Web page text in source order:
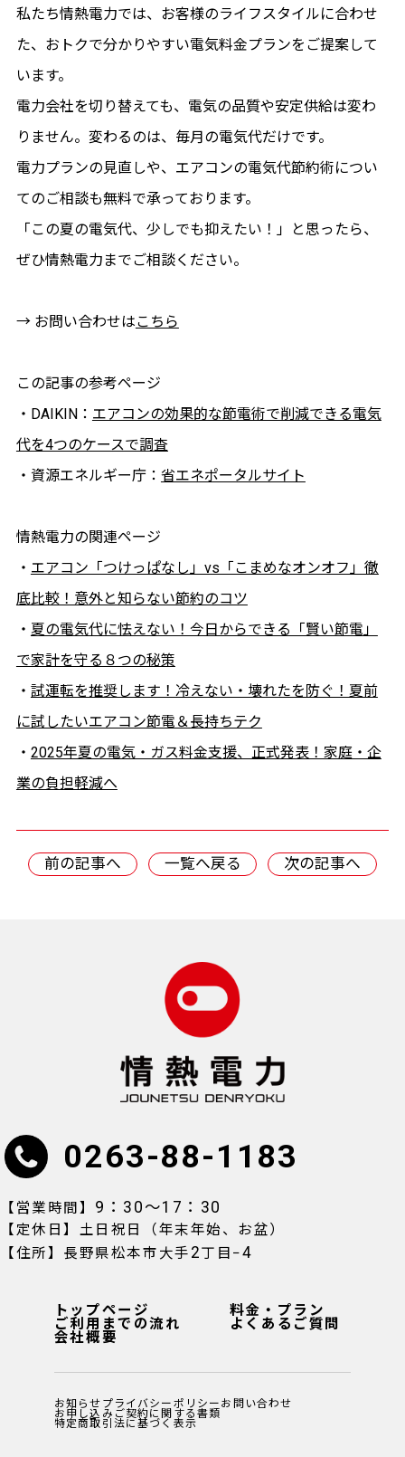
私たち情熱電力では、お客様のライフスタイルに合わせ
た、おトクで分かりやすい電気料金プランをご提案して
います。
電力会社を切り替えても、電気の品質や安定供給は変わ
りません。変わるのは、毎月の電気代だけです。
電力プランの見直しや、エアコンの電気代節約術につい
てのご相談も無料で承っております。
「この夏の電気代、少しでも抑えたい！」と思ったら、
ぜひ情熱電力までご相談ください。
→ お問い合わせはこちら
この記事の参考ページ
・DAIKIN： エアコンの効果的な節電術で削減できる電気
代を4つのケースで調査
・資源エネルギー庁： 省エネポータルサイト
情熱電力の関連ページ
・ エアコン「つけっぱなし」vs「こまめなオンオフ」徹
底比較！意外と知らない節約のコツ
・ 夏の電気代に怯えない！今日からできる「賢い節電」
で家計を守る８つの秘策
・ 試運転を推奨します！冷えない・壊れたを防ぐ！夏前
に試したいエアコン節電＆長持ちテク
・ 2025年夏の電気・ガス料金支援、正式発表！家庭・企
業の負担軽減へ
前の記事へ 一覧へ戻る 次の記事へ
0263-88-1183
【営業時間】 9：30〜17：30
【定休日】土日祝日（年末年始、お盆）
【住所】長野県松本市大手 2丁目−4
トップページ
料金・プラン
ご利用までの流れ
よくあるご質問
会社概要
お知らせ プライバシーポリシー お問い合わせ
お申し込み ご契約に関する書類
特定商取引法に基づく表示